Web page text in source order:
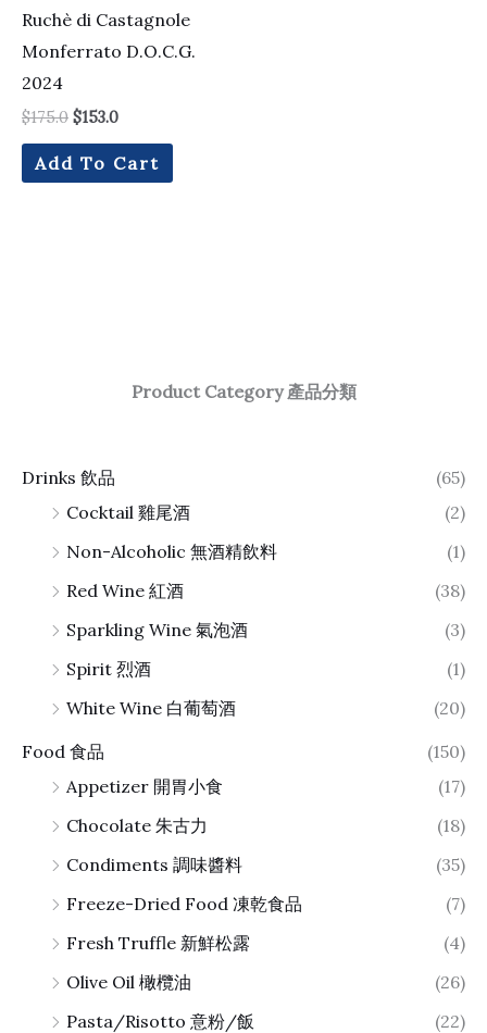
Product Category 產品分類
Drinks 飲品
(65)
Cocktail 雞尾酒
(2)
Non-Alcoholic 無酒精飲料
(1)
Red Wine 紅酒
(38)
Sparkling Wine 氣泡酒
(3)
Spirit 烈酒
(1)
White Wine 白葡萄酒
(20)
Food 食品
(150)
Appetizer 開胃小食
(17)
Chocolate 朱古力
(18)
Condiments 調味醬料
(35)
Freeze-Dried Food 凍乾食品
(7)
Fresh Truffle 新鮮松露
(4)
Olive Oil 橄欖油
(26)
Pasta/Risotto 意粉/飯
(22)
Ruchè di Castagnole
Monferrato D.O.C.G.
2024
$175.0 $153.0
Add To Cart